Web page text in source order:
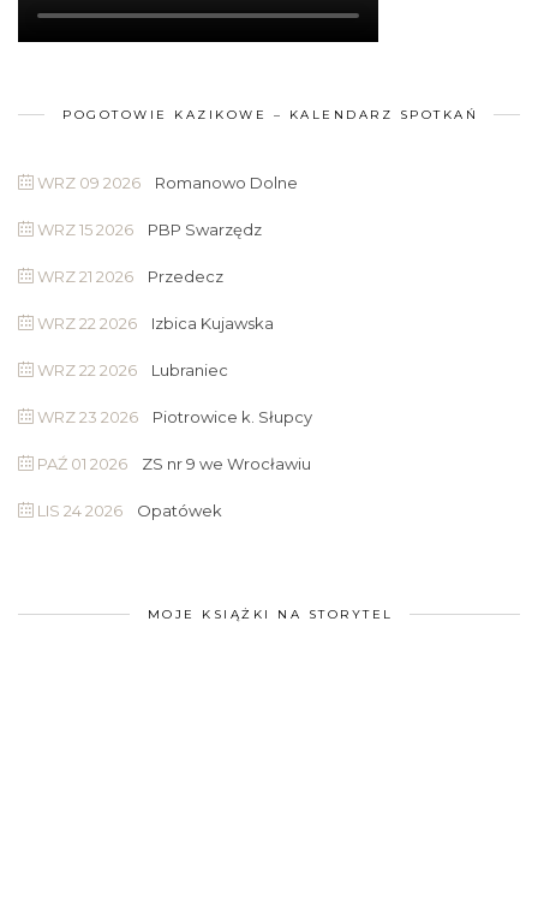
POGOTOWIE KAZIKOWE – KALENDARZ SPOTKAŃ
WRZ 09 2026 Romanowo Dolne
WRZ 15 2026 PBP Swarzędz
WRZ 21 2026 Przedecz
WRZ 22 2026 Izbica Kujawska
WRZ 22 2026 Lubraniec
WRZ 23 2026 Piotrowice k. Słupcy
PAŹ 01 2026 ZS nr 9 we Wrocławiu
LIS 24 2026 Opatówek
MOJE KSIĄŻKI NA STORYTEL